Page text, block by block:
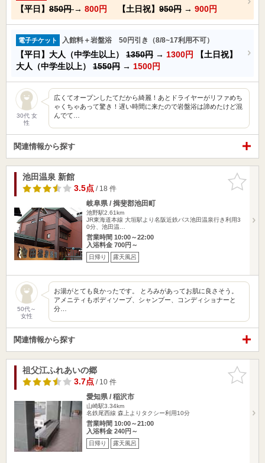
【平日】 850円→ 800円 【土日祝】 950円 → 900円
電子チケット 入館料＋岩盤浴 50円引き（8/8~17利用不可）
【平日】大人（中学生以上） 1350円 → 1300円
【土日祝】
大人（中学生以上） 1550円 → 1500円
30代 女
性
広くてオープンしたてだから綺麗！あとドライヤーがリファめち
ゃくちゃあって驚き！遅い時間に来たので岩盤浴は諦めたけど混
んでて…
関連情報から探す
お気に入
りに追加
池田温泉 新館
3.5点/ 18 件
岐阜県 / 揖斐郡池田町
池野駅2.61km
JR東海道本線 大垣駅より名阪近鉄バス池田温泉行き利用3
0分、池田温…
営業時間 10:00～22:00
入浴料金 700円～
日帰り 露天風呂
50代～
女性
お湯がとても良かったです。 とろみがあってお肌に良さそう。
アメニティもボディソープ、シャンプー、コンディショナーと
分…
関連情報から探す
お気に入
りに追加
祖父江ふれあいの郷
3.7点/ 10 件
愛知県 / 稲沢市
山崎駅3.34km
名鉄尾西線 森上よりタクシー利用10分
営業時間 10:00～21:00
入浴料金 240円～
日帰り 露天風呂